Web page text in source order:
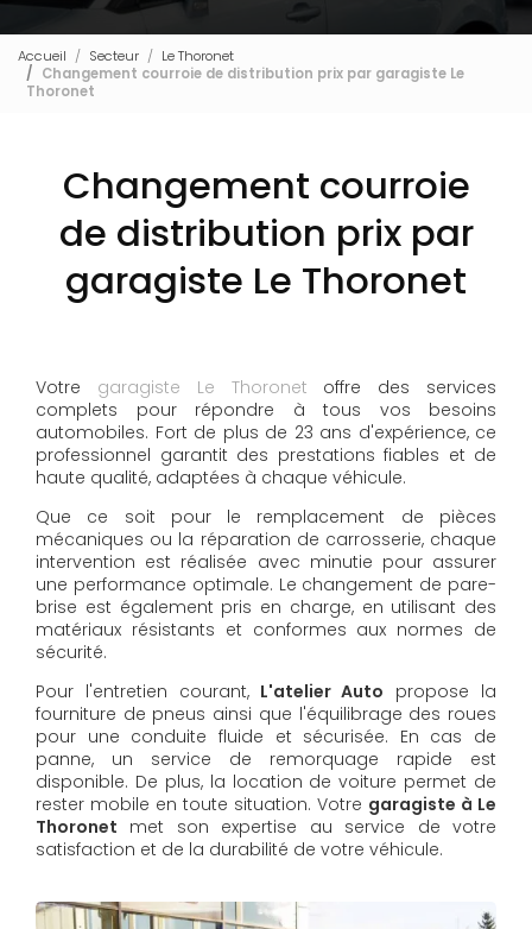
Accueil Secteur
Le Thoronet
Changement courroie de distribution prix par garagiste Le
Thoronet
Changement courroie
de distribution prix par
garagiste Le Thoronet
Votre garagiste Le Thoronet offre des services
complets pour répondre à tous vos besoins
automobiles. Fort de plus de 23 ans d'expérience, ce
professionnel garantit des prestations fiables et de
haute qualité, adaptées à chaque véhicule.
Que ce soit pour le remplacement de pièces
mécaniques ou la réparation de carrosserie, chaque
intervention est réalisée avec minutie pour assurer
une performance optimale. Le changement de pare-
brise est également pris en charge, en utilisant des
matériaux résistants et conformes aux normes de
sécurité.
Pour l'entretien courant,L'atelier Auto propose la
fourniture de pneus ainsi que l'équilibrage des roues
pour une conduite fluide et sécurisée. En cas de
panne, un service de remorquage rapide est
disponible. De plus, la location de voiture permet de
rester mobile en toute situation. Votre garagiste à Le
Thoronet met son expertise au service de votre
satisfaction et de la durabilité de votre véhicule.